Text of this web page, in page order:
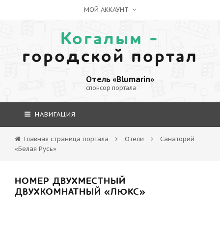
МОЙ АККАУНТ
Когалым -
городской портал
Отель «Blumarin»
спонсор портала
НАВИГАЦИЯ
Главная страница портала Отели
Санаторий
«Белая Русь»
НОМЕР ДВУХМЕСТНЫЙ
ДВУХКОМНАТНЫЙ «ЛЮКС»